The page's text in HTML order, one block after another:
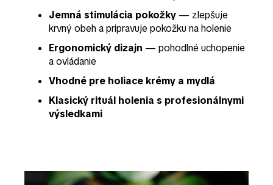
Jemná stimulácia pokožky — zlepšuje
krvný obeh a pripravuje pokožku na holenie
Ergonomický dizajn — pohodlné uchopenie
a ovládanie
Vhodné pre holiace krémy a mydlá
Klasický rituál holenia s profesionálnymi
výsledkami